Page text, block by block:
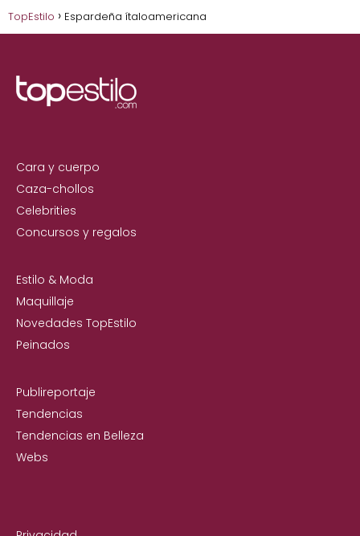
TopEstilo Espardeña ítaloamericana
Cara y cuerpo
Caza-chollos
Celebrities
Concursos y regalos
Estilo & Moda
Maquillaje
Novedades TopEstilo
Peinados
Publireportaje
Tendencias
Tendencias en Belleza
Webs